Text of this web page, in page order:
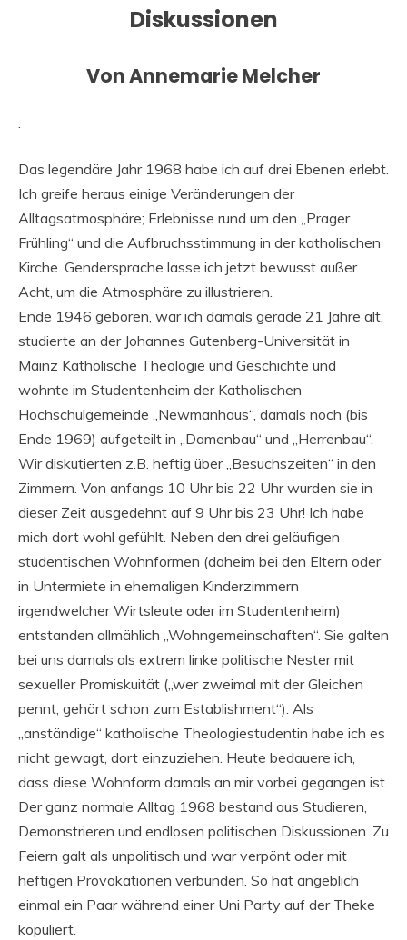
Diskussionen
Von Annemarie Melcher
.
Das legendäre Jahr 1968 habe ich auf drei Ebenen erlebt.
Ich greife heraus einige Veränderungen der
Alltagsatmosphäre; Erlebnisse rund um den „Prager
Frühling“ und die Aufbruchsstimmung in der katholischen
Kirche. Gendersprache lasse ich jetzt bewusst außer
Acht, um die Atmosphäre zu illustrieren.
Ende 1946 geboren, war ich damals gerade 21 Jahre alt,
studierte an der Johannes Gutenberg-Universität in
Mainz Katholische Theologie und Geschichte und
wohnte im Studentenheim der Katholischen
Hochschulgemeinde „Newmanhaus“, damals noch (bis
Ende 1969) aufgeteilt in „Damenbau“ und „Herrenbau“.
Wir diskutierten z.B. heftig über „Besuchszeiten“ in den
Zimmern. Von anfangs 10 Uhr bis 22 Uhr wurden sie in
dieser Zeit ausgedehnt auf 9 Uhr bis 23 Uhr! Ich habe
mich dort wohl gefühlt. Neben den drei geläufigen
studentischen Wohnformen (daheim bei den Eltern oder
in Untermiete in ehemaligen Kinderzimmern
irgendwelcher Wirtsleute oder im Studentenheim)
entstanden allmählich „Wohngemeinschaften“. Sie galten
bei uns damals als extrem linke politische Nester mit
sexueller Promiskuität („wer zweimal mit der Gleichen
pennt, gehört schon zum Establishment“). Als
„anständige“ katholische Theologiestudentin habe ich es
nicht gewagt, dort einzuziehen. Heute bedauere ich,
dass diese Wohnform damals an mir vorbei gegangen ist.
Der ganz normale Alltag 1968 bestand aus Studieren,
Demonstrieren und endlosen politischen Diskussionen. Zu
Feiern galt als unpolitisch und war verpönt oder mit
heftigen Provokationen verbunden. So hat angeblich
einmal ein Paar während einer Uni Party auf der Theke
kopuliert.